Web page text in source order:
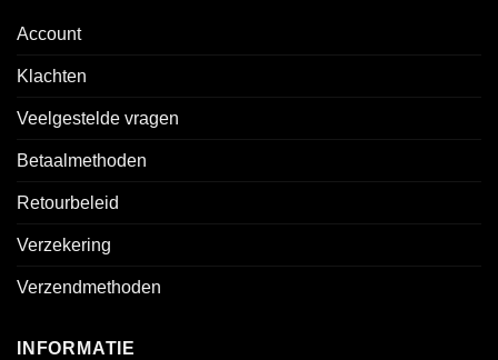
Account
Klachten
Veelgestelde vragen
Betaalmethoden
Retourbeleid
Verzekering
Verzendmethoden
INFORMATIE